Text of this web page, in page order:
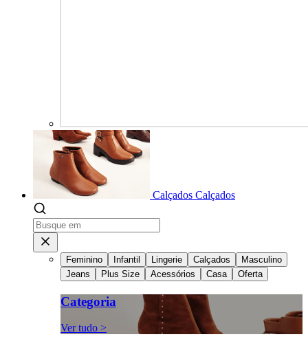
Calçados Calçados
Feminino Infantil Lingerie Calçados
Masculino
Jeans
Plus Size Acessórios Casa Oferta
Categoria
Ver tudo >